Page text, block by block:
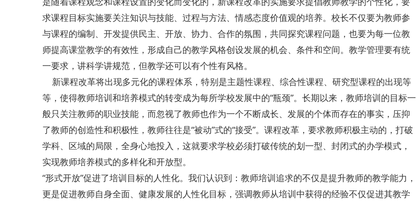
求课程目标实施要关注知识与技能、过程与方法、情感态度价值观的培养。校长不仅要为教师参
与课程的编制、开发提供民主、开放、协力、合作的氛围，共同探究课程问题，也要为每一位教
师提高课堂教学的有效性，形成自己的教学风格创设发展的机会、条件和空间。教学管理要有统
一要求，讲科学讲规范，但教学还可以有个性有风格。
新课程改革将出现多元化的课程体系，特别是主题性课程、综合性课程、研究型课程的出现等
等，使得教师培训和培养模式的转变成为每所学校发展中的“瓶颈”。长期以来，教师培训的目标一
般只关注教师的职业技能，而忽视了教师也作为一个不断成长、发展的个体而存在的事实，压抑
了教师的创造性和积极性，教师往往是“被动”式的“接受”。课程改革，要求教师积极主动的，打破
学科、区域的局限，全身心地投入，这就要求学校必须打破传统的划一型、封闭式的办学模式，
实现教师培养模式的多样化和开放型。
“形式开放”促进了培训目标的人性化。我们认识到：教师培训追求的不仅是提升教师的教学能力，
更是促进教师自身全面、健康发展的人性化目标，强调教师从培训中获得的经验不仅促进其教学